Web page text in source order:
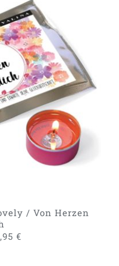
DIESES
PRODUKT
WEIST
MEHRERE
VARIANTEN
AUF.
DIE
OPTIONEN
KÖNNEN
GEWÄHLT
/
/ Von Herzen
€